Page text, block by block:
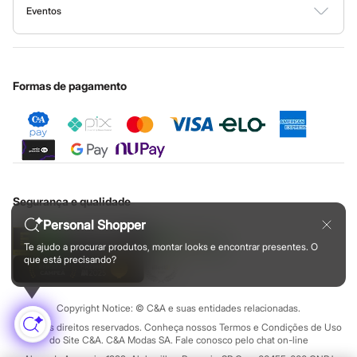
Babuche
Botas
Chinelos
Pantufas
Marcas
Cartago
Grendene
Havaianas
Ipanema
Redley
Rider
Via Uno
Vizzano
Zaxy
Esportivo
Novidades
Calças
Casacos e Jaquetas
Casacos e Jaquetas
Plus size
Personal Shopper
Te ajudo a procurar produtos, montar looks e encontrar presentes. O
que está precisando?
Privacidade
Configuração de cookies
Ouvidoria / Relatórios
Minha C&A
Cupons de desconto
Sobre o cartão presente
Fale conosco
Nossas lojas
Central de ética
Eventos
Especial Dia dos Pais
Formas de pagamento
Segurança e qualidade
Copyright Notice: © C&A e suas entidades relacionadas.
Todos os direitos reservados. Conheça nossos Termos e Condições de Uso
do Site C&A. C&A Modas SA. Fale conosco pelo chat on-line